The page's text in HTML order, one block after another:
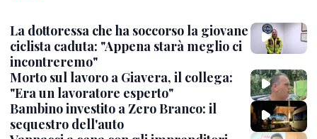
La dottoressa che ha soccorso la giovane
ciclista caduta: "Appena starà meglio ci
incontreremo"
Morto sul lavoro a Giavera, il collega:
"Era un lavoratore esperto"
Bambino investito a Zero Branco: il
sequestro dell'auto